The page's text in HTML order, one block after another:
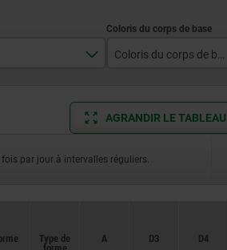
noir
AGRANDIR LE TABLEAU
par jour à intervalles réguliers.
Type de A D3 D4
Type de A D3 D4